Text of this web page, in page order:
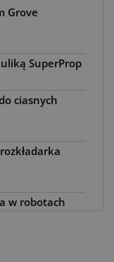
Grove
SuperProp
ciasnych
w robotach